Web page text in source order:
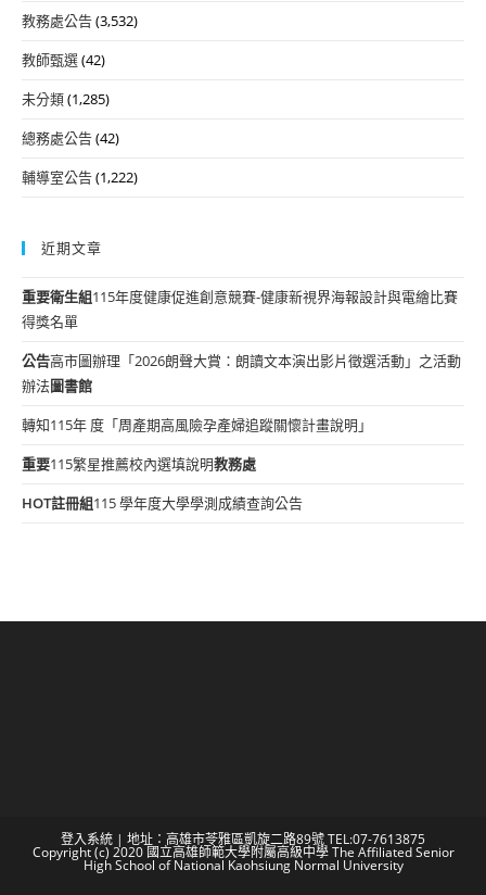
教務處公告(3,532)
教師甄選(42)
未分類(1,285)
總務處公告(42)
輔導室公告(1,222)
近期文章
重要衛生組115年度健康促進創意競賽-健康新視界海報設計與電繪比賽
得獎名單
公告高市圖辦理「2026朗聲大賞：朗讀文本演出影片徵選活動」之活動
辦法圖書館
轉知115年 度「周產期高風險孕產婦追蹤關懷計畫說明」
重要115繁星推薦校內選填說明教務處
HOT註冊組115 學年度大學學測成績查詢公告
登入系統 | 地址：高雄市苓雅區凱旋二路89號 TEL:07-7613875
Copyright (c) 2020 國立高雄師範大學附屬高級中學 The Affiliated Senior
High School of National Kaohsiung Normal University